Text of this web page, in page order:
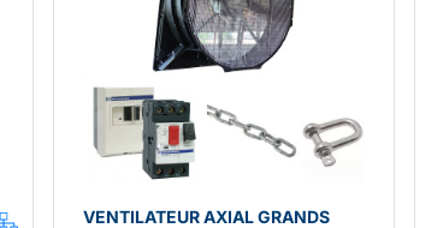
VENTILATEUR AXIAL GRANDS